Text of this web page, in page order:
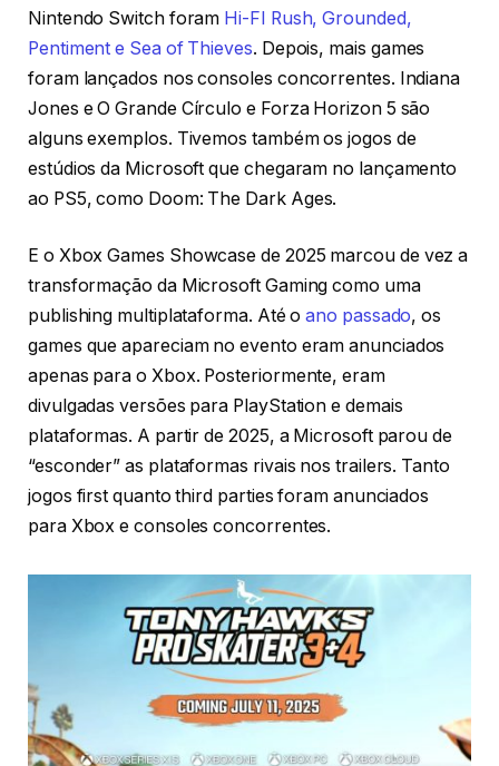
Nintendo Switch foram Hi-FI Rush, Grounded,
Pentiment e Sea of Thieves. Depois, mais games
foram lançados nos consoles concorrentes. Indiana
Jones e O Grande Círculo e Forza Horizon 5 são
alguns exemplos. Tivemos também os jogos de
estúdios da Microsoft que chegaram no lançamento
ao PS5, como Doom: The Dark Ages.
E o Xbox Games Showcase de 2025 marcou de vez a
transformação da Microsoft Gaming como uma
publishing multiplataforma. Até oano passado, os
games que apareciam no evento eram anunciados
apenas para o Xbox. Posteriormente, eram
divulgadas versões para PlayStation e demais
plataformas. A partir de 2025, a Microsoft parou de
“esconder” as plataformas rivais nos trailers. Tanto
jogos first quanto third parties foram anunciados
para Xbox e consoles concorrentes.